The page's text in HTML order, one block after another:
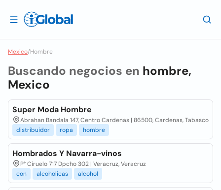
Mexico/Hombre
Buscando negocios en hombre,
Mexico
Super Moda Hombre
Abrahan Bandala 147, Centro Cardenas | 86500, Cardenas, Tabasco
distribuidor
ropa hombre
Hombrados Y Navarra-vinos
P° Ciruelo 717 Dpcho 302 | Veracruz, Veracruz
con
alcoholicas alcohol